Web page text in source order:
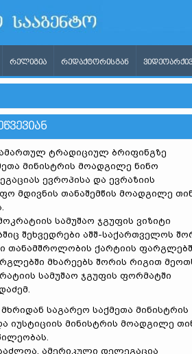
ᲠᲔᲚᲘᲒᲘᲐ ᲠᲔᲓᲐᲥᲢᲝᲠᲘᲡᲒᲐᲜ
ტრადიციულ ბრიფინგზე
მინისტრის მოადგილე ნინო
ევროპისა და ევრაზიის
მდივნის თანაშემწის მოადგილე
სამუშაო ჯგუფის ვიზიტი
შეხვედრები აშშ-საქართველოს
თანამშროლობის ქარტიის
მხარეებს შორის რიგით
სამუშაო ჯგუფის ფორმატში
საგარეო საქმეთა მინისტრის
იუსტიციის მინისტრის მოადგილე
ამერიკული დელეგაცია